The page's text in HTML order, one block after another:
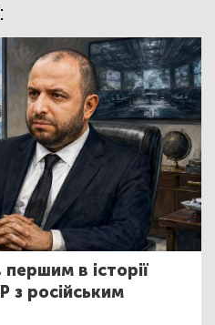
в історії
з російським